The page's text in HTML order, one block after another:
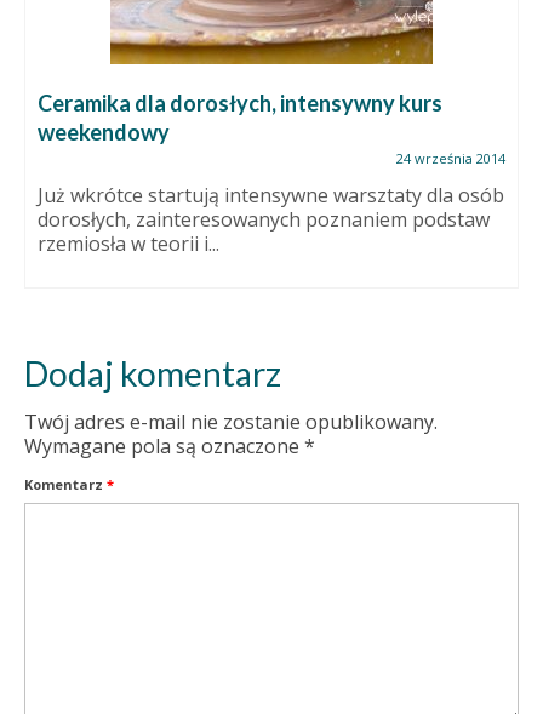
Ceramika dla dorosłych, intensywny kurs
weekendowy
24 września 2014
Już wkrótce startują intensywne warsztaty dla osób
dorosłych, zainteresowanych poznaniem podstaw
rzemiosła w teorii i...
Dodaj komentarz
Twój adres e-mail nie zostanie opublikowany.
Wymagane pola są oznaczone *
Komentarz *